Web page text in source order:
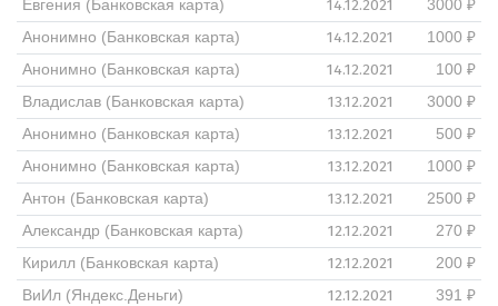
Евгения (Банковская карта)
14.12.2021
3000 ₽
Анонимно (Банковская карта)
14.12.2021
1000 ₽
Анонимно (Банковская карта)
14.12.2021
100 ₽
Владислав (Банковская карта)
13.12.2021
3000 ₽
Анонимно (Банковская карта)
13.12.2021
500 ₽
Анонимно (Банковская карта)
13.12.2021
1000 ₽
Антон (Банковская карта)
13.12.2021
2500 ₽
Александр (Банковская карта)
12.12.2021
270 ₽
Кирилл (Банковская карта)
12.12.2021
200 ₽
ВиИл (Яндекс.Деньги)
12.12.2021
391 ₽